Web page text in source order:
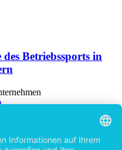
Betriebssports in